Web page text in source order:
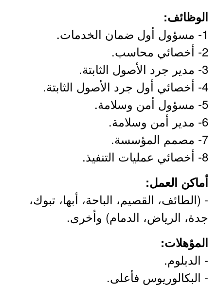
الوظائف:
1- مسؤول أول ضمان الخدمات.
2- أخصائي محاسب.
3- مدير جرد الأصول الثابتة.
4- أخصائي أول جرد الأصول الثابتة.
5- مسؤول أمن وسلامة.
6- مدير أمن وسلامة.
7- مصمم المؤسسة.
8- أخصائي عمليات التنفيذ.
أماكن العمل:
- (الطائف، القصيم، الباحة، أبها، تبوك،
جدة، الرياض، الدمام) وأخرى.
المؤهلات:
- الدبلوم.
- البكالوريوس فأعلى.